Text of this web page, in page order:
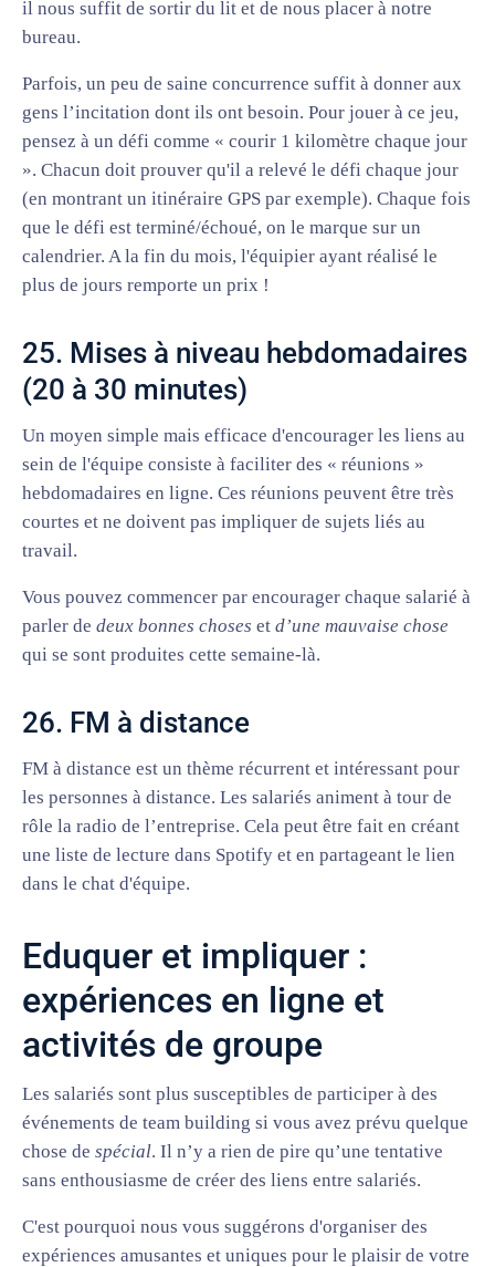
il nous suffit de sortir du lit et de nous placer à notre
bureau.
Parfois, un peu de saine concurrence suffit à donner aux
gens l’incitation dont ils ont besoin. Pour jouer à ce jeu,
pensez à un défi comme « courir 1 kilomètre chaque jour
». Chacun doit prouver qu'il a relevé le défi chaque jour
(en montrant un itinéraire GPS par exemple). Chaque fois
que le défi est terminé/échoué, on le marque sur un
calendrier. A la fin du mois, l'équipier ayant réalisé le
plus de jours remporte un prix !
25. Mises à niveau hebdomadaires
(20 à 30 minutes)
Un moyen simple mais efficace d'encourager les liens au
sein de l'équipe consiste à faciliter des « réunions »
hebdomadaires en ligne. Ces réunions peuvent être très
courtes et ne doivent pas impliquer de sujets liés au
travail.
Vous pouvez commencer par encourager chaque salarié à
parler de deux bonnes choses et d’une mauvaise chose
qui se sont produites cette semaine-là.
26. FM à distance
FM à distance est un thème récurrent et intéressant pour
les personnes à distance. Les salariés animent à tour de
rôle la radio de l’entreprise. Cela peut être fait en créant
une liste de lecture dans Spotify et en partageant le lien
dans le chat d'équipe.
Eduquer et impliquer :
expériences en ligne et
activités de groupe
Les salariés sont plus susceptibles de participer à des
événements de team building si vous avez prévu quelque
chose de spécial. Il n’y a rien de pire qu’une tentative
sans enthousiasme de créer des liens entre salariés.
C'est pourquoi nous vous suggérons d'organiser des
expériences amusantes et uniques pour le plaisir de votre